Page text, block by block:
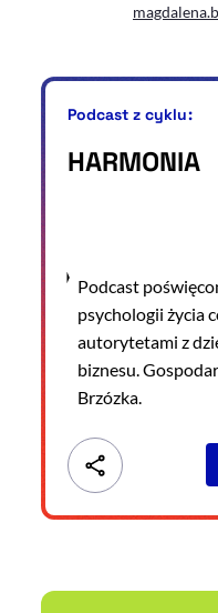
Podcast z cyklu:
HARMONIA
Podcast
psychologii życia
autorytetami z
biznesu.
Brzózka.